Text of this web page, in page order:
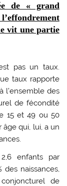
de « grand
vit une partie
pas un taux.
taux rapporte
l’ensemble des
de fécondité
15 et 49 ou 50
âge qui, lui, a un
enfants par
naissances,
de